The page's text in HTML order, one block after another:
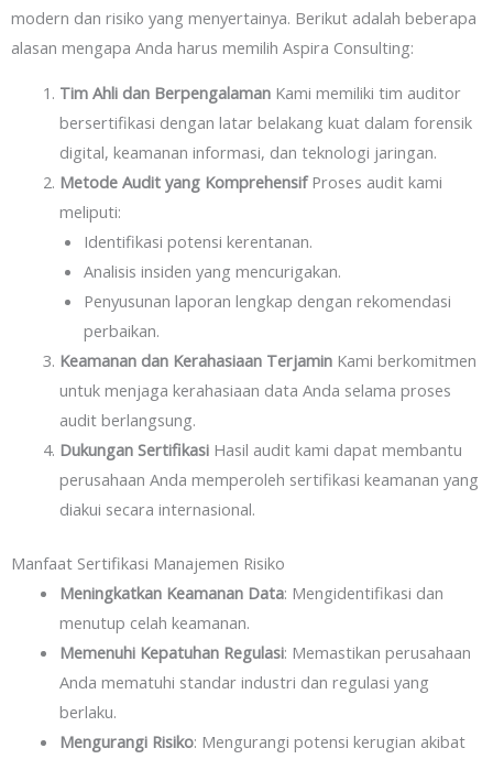
modern dan risiko yang menyertainya. Berikut adalah beberapa
alasan mengapa Anda harus memilih Aspira Consulting:
Tim Ahli dan BerpengalamanKami memiliki tim auditor
bersertifikasi dengan latar belakang kuat dalam forensik
digital, keamanan informasi, dan teknologi jaringan.
Metode Audit yang KomprehensifProses audit kami
meliputi:
Identifikasi potensi kerentanan.
Analisis insiden yang mencurigakan.
Penyusunan laporan lengkap dengan rekomendasi
perbaikan.
Keamanan dan Kerahasiaan TerjaminKami berkomitmen
untuk menjaga kerahasiaan data Anda selama proses
audit berlangsung.
Dukungan SertifikasiHasil audit kami dapat membantu
perusahaan Anda memperoleh sertifikasi keamanan yang
diakui secara internasional.
Manfaat Sertifikasi Manajemen Risiko
Meningkatkan Keamanan Data: Mengidentifikasi dan
menutup celah keamanan.
Memenuhi Kepatuhan Regulasi: Memastikan perusahaan
Anda mematuhi standar industri dan regulasi yang
berlaku.
Mengurangi Risiko: Mengurangi potensi kerugian akibat